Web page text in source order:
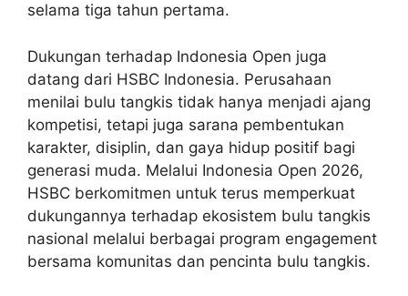
selama tiga tahun pertama.
Dukungan terhadap Indonesia Open juga
datang dari HSBC Indonesia. Perusahaan
menilai bulu tangkis tidak hanya menjadi ajang
kompetisi, tetapi juga sarana pembentukan
karakter, disiplin, dan gaya hidup positif bagi
generasi muda. Melalui Indonesia Open 2026,
HSBC berkomitmen untuk terus memperkuat
dukungannya terhadap ekosistem bulu tangkis
nasional melalui berbagai program engagement
bersama komunitas dan pencinta bulu tangkis.